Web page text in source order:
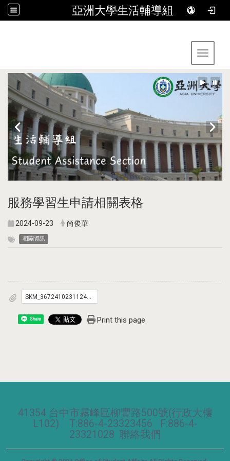
亞洲大學生活輔導組
Toggle
服務學習生申請相關表格
2024-09-23 尚俊華
相關資訊
SKM_36724102311240.pdf
Share Print this page
41354 台中市霧峰區柳豐路500號(行政大樓
L102) T:886-4-23323456 F:886-4-
23321028 聯絡我們